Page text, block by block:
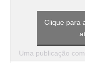
Uma publicação
Clique para